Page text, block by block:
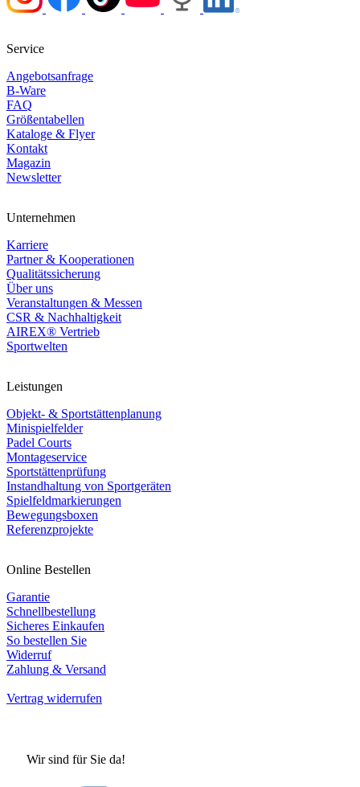
Service
Angebotsanfrage
B-Ware
FAQ
Größentabellen
Kataloge & Flyer
Kontakt
Magazin
Newsletter
Unternehmen
Karriere
Partner & Kooperationen
Qualitätssicherung
Über uns
Veranstaltungen & Messen
CSR & Nachhaltigkeit
AIREX® Vertrieb
Sportwelten
Leistungen
Objekt- & Sportstättenplanung
Minispielfelder
Padel Courts
Montageservice
Sportstättenprüfung
Instandhaltung von Sportgeräten
Spielfeldmarkierungen
Bewegungsboxen
Referenzprojekte
Online Bestellen
Garantie
Schnellbestellung
Sicheres Einkaufen
So bestellen Sie
Widerruf
Zahlung & Versand
Vertrag widerrufen
Wir sind für Sie da!